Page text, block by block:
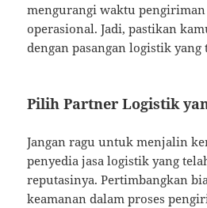
mengurangi waktu pengiriman
operasional. Jadi, pastikan
dengan pasangan logistik yang
Pilih Partner Logistik
Jangan ragu untuk menjalin
penyedia jasa logistik yang
reputasinya. Pertimbangkan
keamanan dalam proses